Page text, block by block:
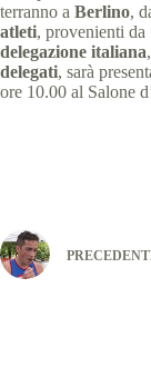
terranno a Berlino,
atleti, provenienti da
delegazione italiana
delegati, sarà
ore 10.00 al Salone